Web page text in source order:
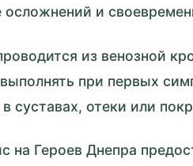
осложнений и
из венозной
при первых
суставах, отеки или
на Героев Днепра